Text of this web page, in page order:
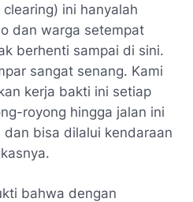
clearing) ini hanyalah
dan warga setempat
berhenti sampai di sini.
sangat senang. Kami
kerja bakti ini setiap
royong hingga jalan ini
bisa dilalui kendaraan
bahwa dengan